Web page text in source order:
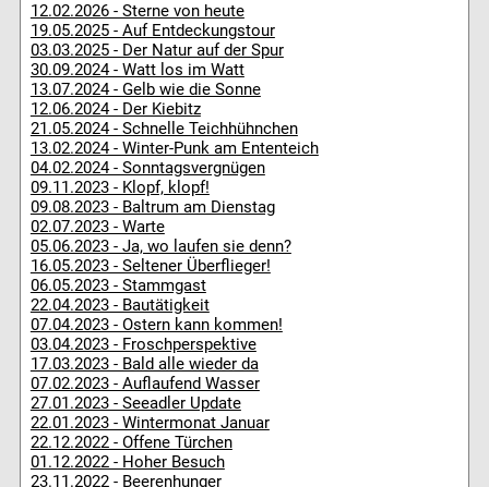
12.02.2026 - Sterne von heute
19.05.2025 - Auf Entdeckungstour
03.03.2025 - Der Natur auf der Spur
30.09.2024 - Watt los im Watt
13.07.2024 - Gelb wie die Sonne
12.06.2024 - Der Kiebitz
21.05.2024 - Schnelle Teichhühnchen
13.02.2024 - Winter-Punk am Ententeich
04.02.2024 - Sonntagsvergnügen
09.11.2023 - Klopf, klopf!
09.08.2023 - Baltrum am Dienstag
02.07.2023 - Warte
05.06.2023 - Ja, wo laufen sie denn?
16.05.2023 - Seltener Überflieger!
06.05.2023 - Stammgast
22.04.2023 - Bautätigkeit
07.04.2023 - Ostern kann kommen!
03.04.2023 - Froschperspektive
17.03.2023 - Bald alle wieder da
07.02.2023 - Auflaufend Wasser
27.01.2023 - Seeadler Update
22.01.2023 - Wintermonat Januar
22.12.2022 - Offene Türchen
01.12.2022 - Hoher Besuch
23.11.2022 - Beerenhunger